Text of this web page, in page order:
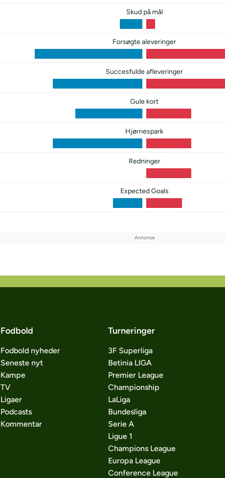
Skud på mål
Forsøgte aleveringer
Succesfulde afleveringer
Gule kort
Hjørnespark
Redninger
Expected Goals
Fodbold
Fodbold nyheder
Seneste nyt
Kampe
TV
Ligaer
Podcasts
Kommentar
Turneringer
3F Superliga
Betinia LIGA
Premier League
Championship
LaLiga
Bundesliga
Serie A
Ligue 1
Champions League
Europa League
Conference League